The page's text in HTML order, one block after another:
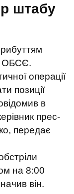
штабу
ОБСЄ.
операції
позиції
в
прес-
передає
на 8:00
він.